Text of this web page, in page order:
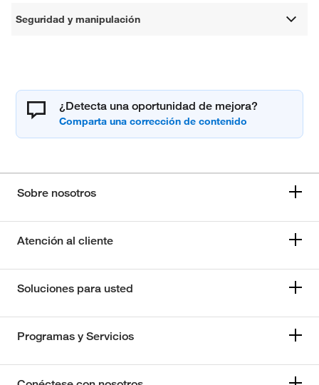
Seguridad y manipulación
¿Detecta una oportunidad de mejora?
Sobre nosotros
Atención al cliente
Soluciones para usted
Programas y Servicios